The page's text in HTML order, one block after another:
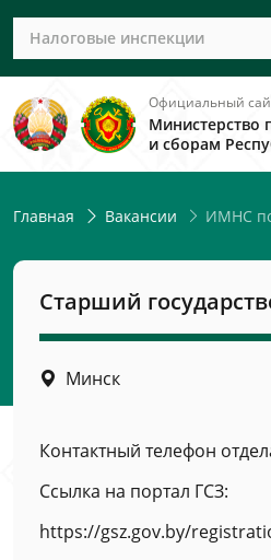
Налоговые инспекции
Официальный
Министерство
и сборам
Главная Вакансии ИМНС
Старший
Минск
Контактный телефон
Ссылка на портал ГСЗ:
https://gsz.gov.by/